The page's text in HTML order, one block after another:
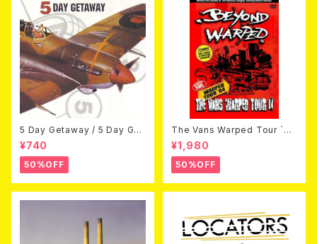
5 Day Getaway / 5 Day Get
away (CDEP)
¥740
50%OFF
The Vans Warped Tour `04
Beyond Warped (国内盤DV
D)
¥1,980
50%OFF